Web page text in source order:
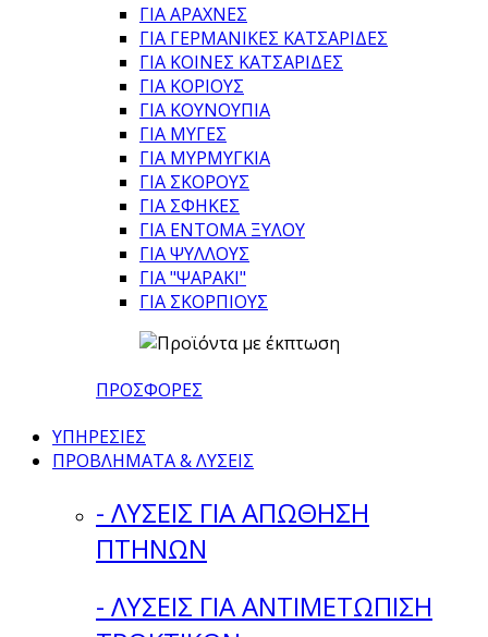
ΓΙΑ ΑΡΑΧΝΕΣ
ΓΙΑ ΓΕΡΜΑΝΙΚΕΣ ΚΑΤΣΑΡΙΔΕΣ
ΓΙΑ ΚΟΙΝΕΣ ΚΑΤΣΑΡΙΔΕΣ
ΓΙΑ ΚΟΡΙΟΥΣ
ΓΙΑ ΚΟΥΝΟΥΠΙΑ
ΓΙΑ ΜΥΓΕΣ
ΓΙΑ ΜΥΡΜΥΓΚΙΑ
ΓΙΑ ΣΚΟΡΟΥΣ
ΓΙΑ ΣΦΗΚΕΣ
ΓΙΑ ΕΝΤΟΜΑ ΞΥΛΟΥ
ΓΙΑ ΨΥΛΛΟΥΣ
ΓΙΑ "ΨΑΡΑΚΙ"
ΓΙΑ ΣΚΟΡΠΙΟΥΣ
ΠΡΟΣΦΟΡΕΣ
ΥΠΗΡΕΣΙΕΣ
ΠΡΟΒΛΗΜΑΤΑ & ΛΥΣΕΙΣ
- ΛΥΣΕΙΣ ΓΙΑ ΑΠΩΘΗΣΗ
ΠΤΗΝΩΝ
- ΛΥΣΕΙΣ ΓΙΑ ΑΝΤΙΜΕΤΩΠΙΣΗ